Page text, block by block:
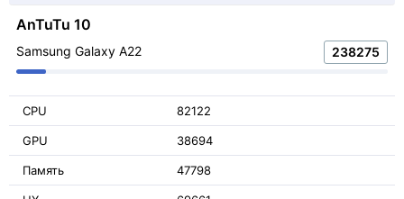
AnTuTu 10
Samsung Galaxy A22 238275
CPU 82122
GPU 38694
Память 47798